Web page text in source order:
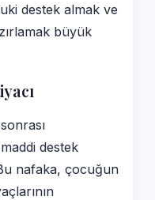
destek almak ve
büyük
destek
nafaka, çocuğun